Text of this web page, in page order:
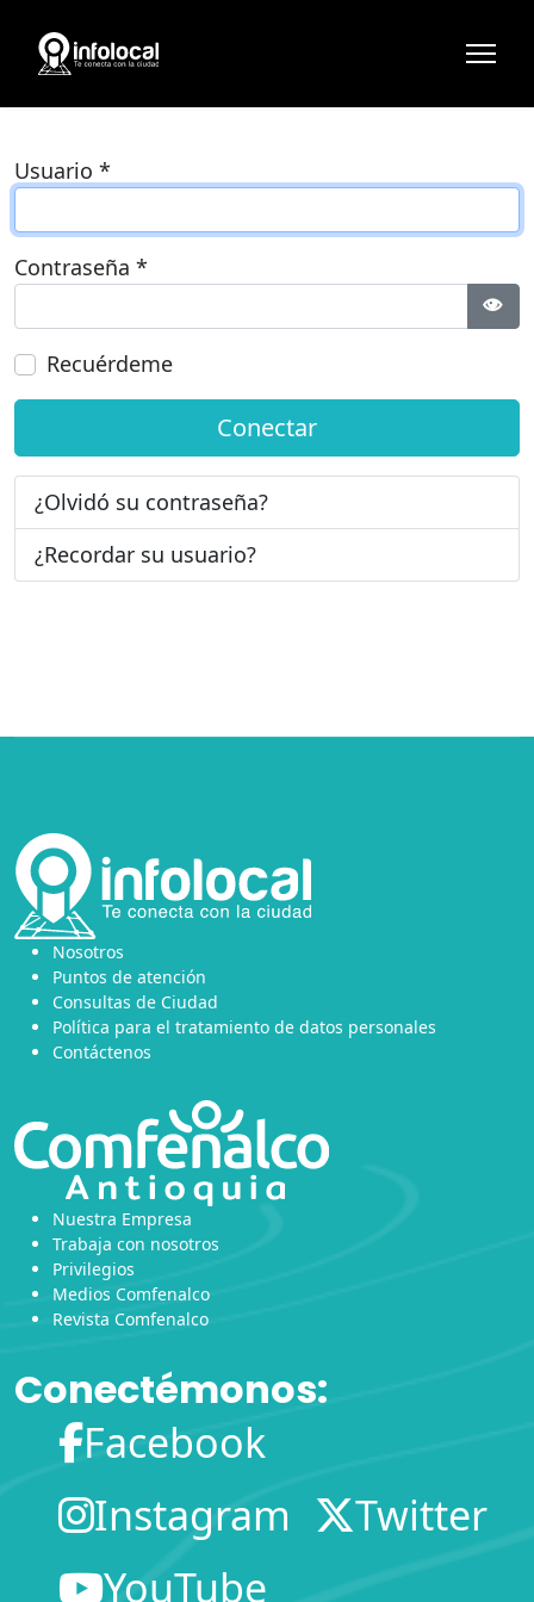
Usuario *
Contraseña *
Recuérdeme
Conectar
¿Olvidó su contraseña?
¿Recordar su usuario?
Nosotros
Puntos de atención
Consultas de Ciudad
Política para el tratamiento de datos personales
Contáctenos
Nuestra Empresa
Trabaja con nosotros
Privilegios
Medios Comfenalco
Revista Comfenalco
Conectémonos:
Facebook
Instagram
Twitter
YouTube